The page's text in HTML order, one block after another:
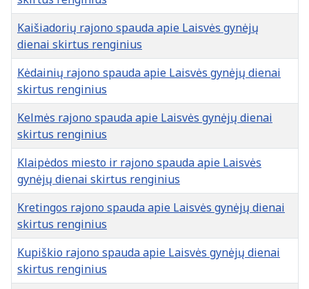
Kaišiadorių rajono spauda apie Laisvės gynėjų
dienai skirtus renginius
Kėdainių rajono spauda apie Laisvės gynėjų dienai
skirtus renginius
Kelmės rajono spauda apie Laisvės gynėjų dienai
skirtus renginius
Klaipėdos miesto ir rajono spauda apie Laisvės
gynėjų dienai skirtus renginius
Kretingos rajono spauda apie Laisvės gynėjų dienai
skirtus renginius
Kupiškio rajono spauda apie Laisvės gynėjų dienai
skirtus renginius